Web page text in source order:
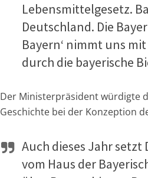
Lebensmittelgesetz.
Deutschland. Die
Bayern‘ nimmt uns
durch die bayerische
Der Ministerpräsident würdigte
Geschichte bei der Konzeption
Auch dieses Jahr setzt
vom Haus der